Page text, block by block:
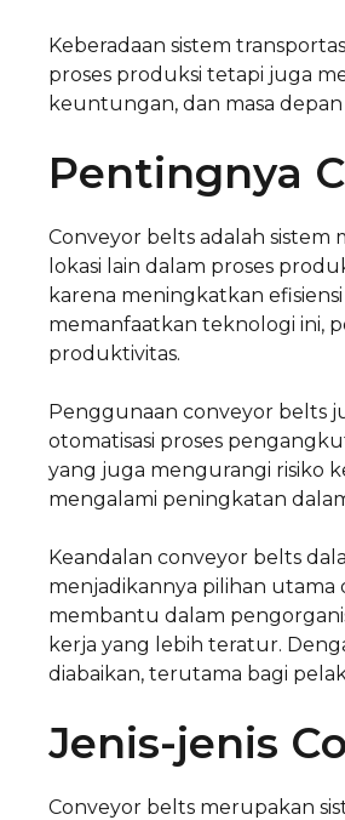
Keberadaan sistem
proses produksi tetapi juga
keuntungan, dan masa
Pentingnya
Conveyor belts adalah
lokasi lain dalam proses
karena meningkatkan
memanfaatkan teknologi ini,
produktivitas.
Penggunaan conveyor belts
otomatisasi proses
yang juga mengurangi risiko
mengalami peningkatan
Keandalan conveyor belts
menjadikannya pilihan utama
membantu dalam
kerja yang lebih teratur.
diabaikan, terutama bagi
Jenis-jenis
Conveyor belts merupakan